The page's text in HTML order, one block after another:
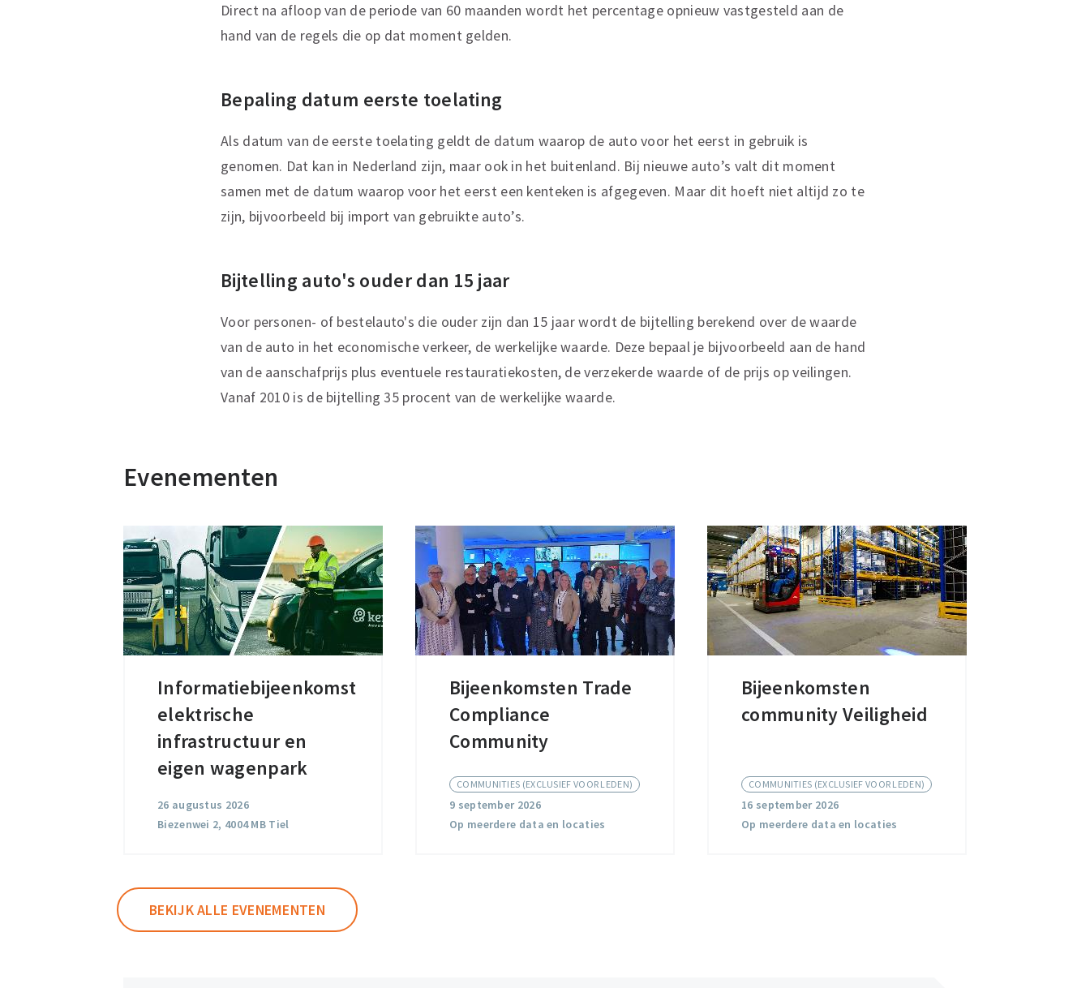
Direct na afloop van de periode van 60 maanden wordt het percentage opnieuw vastgesteld aan de
hand van de regels die op dat moment gelden.
Bepaling datum eerste toelating
Als datum van de eerste toelating geldt de datum waarop de auto voor het eerst in gebruik is
genomen. Dat kan in Nederland zijn, maar ook in het buitenland. Bij nieuwe auto’s valt dit moment
samen met de datum waarop voor het eerst een kenteken is afgegeven. Maar dit hoeft niet altijd zo te
zijn, bijvoorbeeld bij import van gebruikte auto’s.
Bijtelling auto's ouder dan 15 jaar
Voor personen- of bestelauto's die ouder zijn dan 15 jaar wordt de bijtelling berekend over de waarde
van de auto in het economische verkeer, de werkelijke waarde. Deze bepaal je bijvoorbeeld aan de hand
van de aanschafprijs plus eventuele restauratiekosten, de verzekerde waarde of de prijs op veilingen.
Vanaf 2010 is de bijtelling 35 procent van de werkelijke waarde.
Evenementen
Informatiebijeenkomst
elektrische
infrastructuur en
eigen wagenpark
26 augustus 2026
Biezenwei 2, 4004 MB Tiel
Informatiebijeenkomst
elektrische
infrastructuur
en
wagenpark
Bijeenkomsten Trade
Compliance
Community
COMMUNITIES (EXCLUSIEF VOOR LEDEN)
9 september 2026
Op meerdere data en locaties
Bijeenkomsten
Trade
Compliance
Bijeenkomsten
community Veiligheid
COMMUNITIES (EXCLUSIEF VOOR LEDEN)
16 september 2026
Op meerdere data en locaties
Bijeenkomsten
community
BEKIJK ALLE EVENEMENTEN